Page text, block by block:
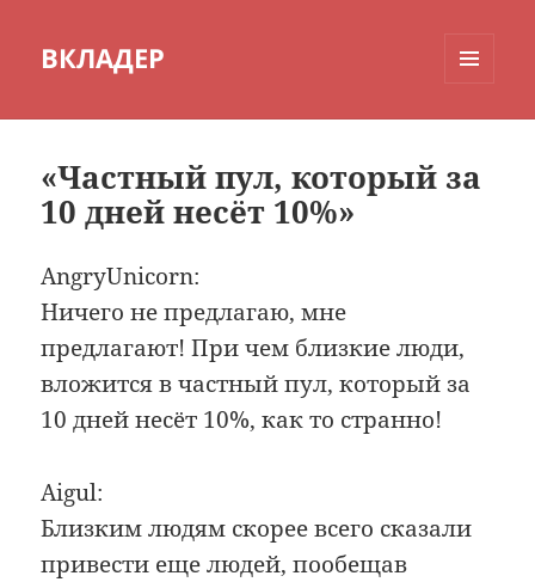
ВКЛАДЕР
«Частный пул, который за
10 дней несёт 10%»
AngryUnicorn:
Ничего не предлагаю, мне
предлагают! При чем близкие люди,
вложится в частный пул, который за
10 дней несёт 10%, как то странно!
Aigul:
Близким людям скорее всего сказали
привести еще людей, пообещав